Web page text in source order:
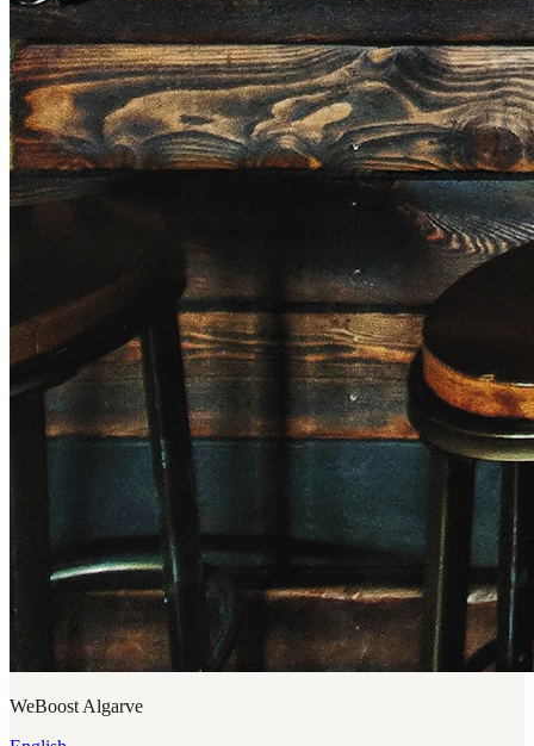
WeBoost Algarve